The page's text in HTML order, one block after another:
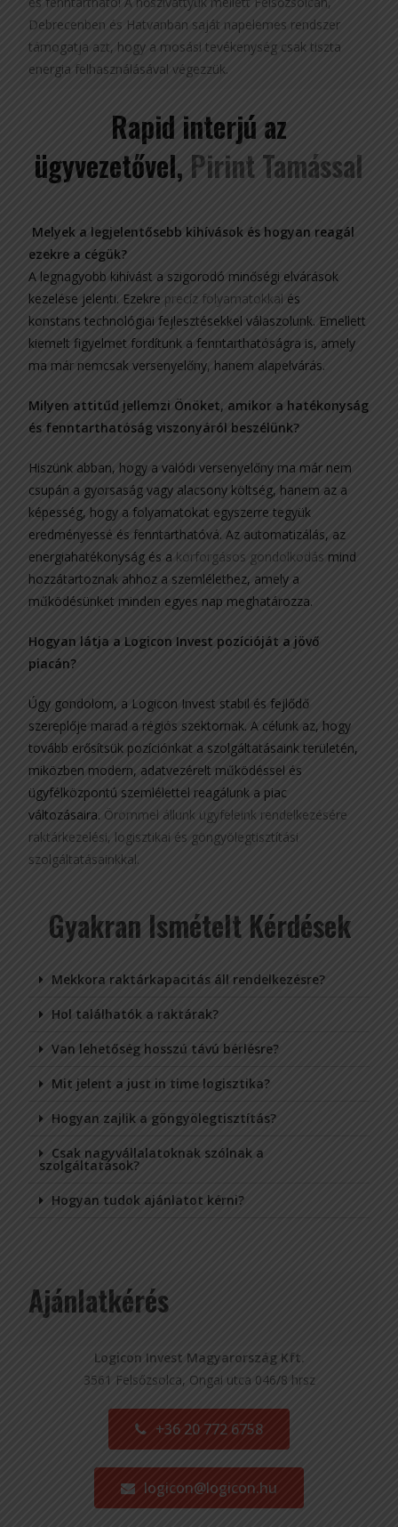
Debrecenben és Hatvanban saját napelemes rendszer
támogatja azt, hogy a mosási tevékenység csak tiszta
energia felhasználásával végezzük.
Rapid interjú az
ügyvezetővel, Pirint Tamással
Melyek a legjelentősebb kihívások és hogyan reagál
ezekre a cégük?
A legnagyobb kihívást a szigorodó minőségi elvárások
kezelése jelenti. Ezekre precíz folyamatokkal és
konstans technológiai fejlesztésekkel válaszolunk. Emellett
kiemelt figyelmet fordítunk a fenntarthatóságra is, amely
ma már nemcsak versenyelőny, hanem alapelvárás.
Milyen attitűd jellemzi Önöket, amikor a hatékonyság
és fenntarthatóság viszonyáról beszélünk?
Hiszünk abban, hogy a valódi versenyelőny ma már nem
csupán a gyorsaság vagy alacsony költség, hanem az a
képesség, hogy a folyamatokat egyszerre tegyük
eredményessé és fenntarthatóvá. Az automatizálás, az
energiahatékonyság és a körforgásos gondolkodás mind
hozzátartoznak ahhoz a szemlélethez, amely a
működésünket minden egyes nap meghatározza.
Hogyan látja a Logicon Invest pozícióját a jövő
piacán?
Úgy gondolom, a Logicon Invest stabil és fejlődő
szereplője marad a régiós szektornak. A célunk az, hogy
tovább erősítsük pozíciónkat a szolgáltatásaink területén,
miközben modern, adatvezérelt működéssel és
ügyfélközpontú szemlélettel reagálunk a piac
változásaira. Örömmel állunk ügyfeleink rendelkezésére
raktárkezelési, logisztikai és göngyölegtisztítási
szolgáltatásainkkal.
Gyakran Ismételt Kérdések
Mekkora raktárkapacitás áll rendelkezésre?
Hol találhatók a raktárak?
Van lehetőség hosszú távú bérlésre?
Mit jelent a just in time logisztika?
Hogyan zajlik a göngyölegtisztítás?
Csak nagyvállalatoknak szólnak a
szolgáltatások?
Hogyan tudok ajánlatot kérni?
Ajánlatkérés
Logicon Invest Magyarország Kft.
3561 Felsőzsolca, Ongai utca 046/8 hrsz
+36 20 772 6758
logicon@logicon.hu